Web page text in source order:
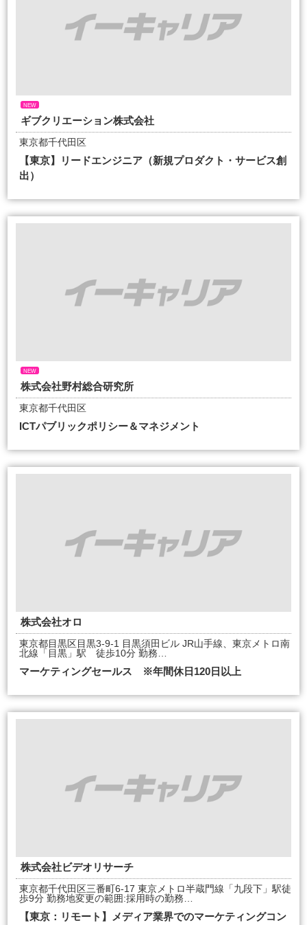
NEW
ギブクリエーション株式会社
東京都千代田区
【東京】リードエンジニア（新規プロダクト・サービス創
出）
NEW
株式会社野村総合研究所
東京都千代田区
ICTパブリックポリシー＆マネジメント
株式会社オロ
東京都目黒区目黒3-9-1 目黒須田ビル JR山手線、東京メトロ南
北線「目黒」駅 徒歩10分 勤務…
マーケティングセールス ※年間休日120日以上
株式会社ビデオリサーチ
東京都千代田区三番町6-17 東京メトロ半蔵門線「九段下」駅徒
歩9分 勤務地変更の範囲:採用時の勤務…
【東京：リモート】メディア業界でのマーケティングコン